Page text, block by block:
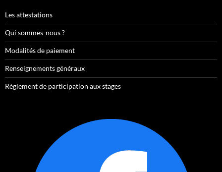
Les attestations
Qui sommes-nous ?
Modalités de paiement
Renseignements généraux
Règlement de participation aux stages